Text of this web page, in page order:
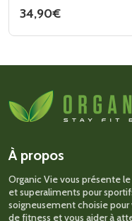
34,90€
produit
options
peuvent
être
la
du
produit
À propos
Organic Vie vous présente
et superaliments pour
soigneusement choisie pour
de fitness et vous aider à